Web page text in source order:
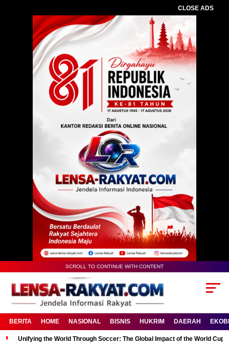
CLOSE ADS
SCROLL TO CONTINUE WITH CONTENT
BERITA HOME NASIONAL BISNIS HUKRIM DAERAH
Unifying the World Through Soccer: The Global Impact of the World Cup